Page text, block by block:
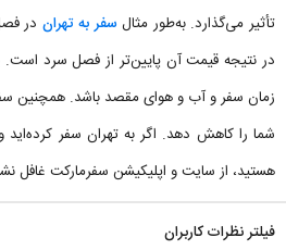
تأثیر می‌گذارد. به‌طور مثال سفر به تهران در
در نتیجه قیمت آن پایین‌تر از فصل سرد است.
زمان سفر و آب و هوای مقصد باشد. همچنین سفر
شما را کاهش دهد. اگر به تهران سفر کرده‌اید
هستید، از سایت و اپلیکیشن سفرمارکت غافل
فیلتر نظرات کاربران